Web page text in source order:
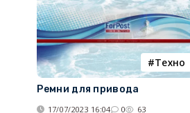
Tехно
Ремни для привода
17/07/2023 16:04 0 63